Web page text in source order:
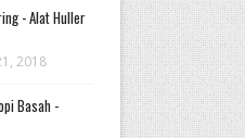
- Alat Huller
2018
Basah -